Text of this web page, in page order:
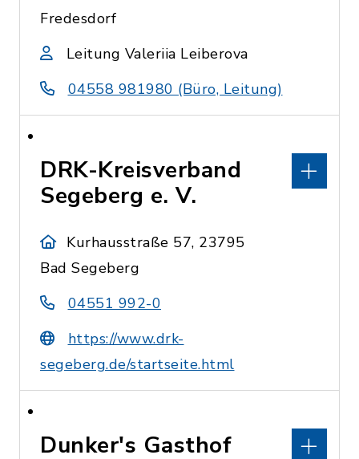
Fredesdorf
Leitung Valeriia Leiberova
04558 981980 (Büro, Leitung)
DRK-Kreisverband
Segeberg e. V.
Kurhausstraße 57, 23795
Bad Segeberg
04551 992-0
https://www.drk-
segeberg.de/startseite.html
Dunker's Gasthof